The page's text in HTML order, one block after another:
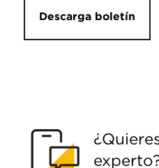
Descarga boletín